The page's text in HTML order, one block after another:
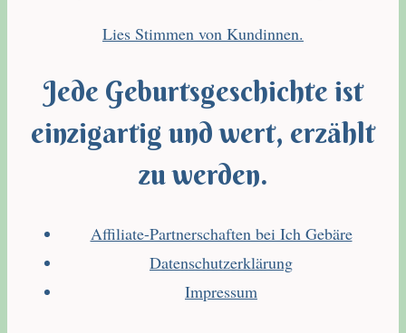
Lies Stimmen von Kundinnen.
Jede Geburtsgeschichte ist
einzigartig und wert, erzählt
zu werden.
Affiliate-Partnerschaften bei Ich Gebäre
Datenschutzerklärung
Impressum